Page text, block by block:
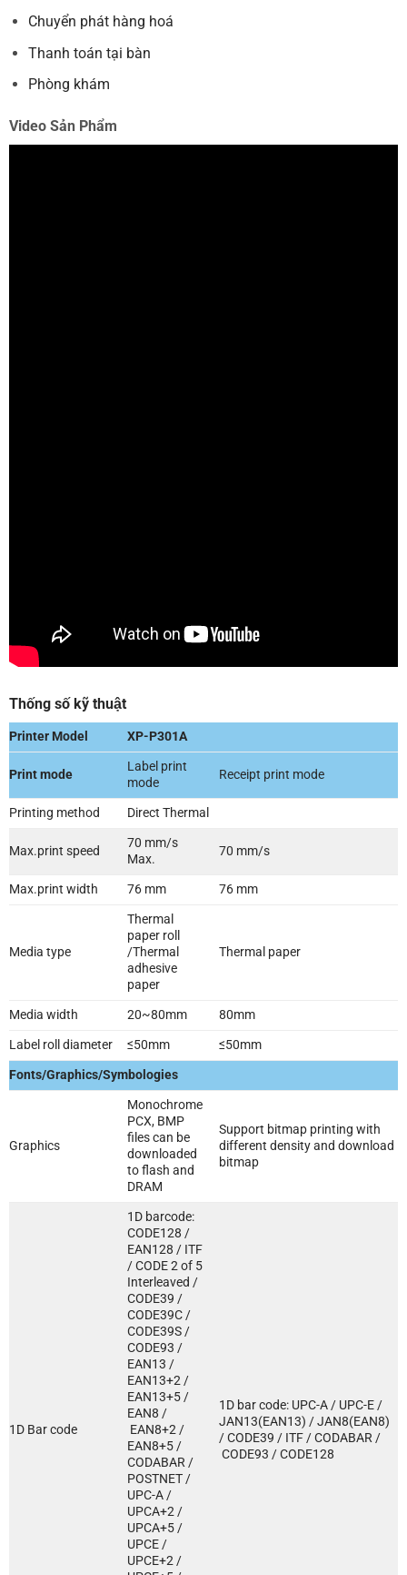
Chuyển phát hàng hoá
Thanh toán tại bàn
Phòng khám
Video Sản Phẩm
Thống số kỹ thuật
Printer Model XP-P301A
Print mode
Label print
mode
Receipt print mode
Printing method Direct Thermal
Max.print speed
70 mm/s
Max.
70 mm/s
Max.print width 76 mm 76 mm
Media type
Thermal
paper roll
/Thermal
adhesive
paper
Thermal paper
Media width 20~80mm
80mm
Label roll diameter
≤50mm
≤50mm
Fonts/Graphics/Symbologies
Graphics
Monochrome
PCX, BMP
files can be
downloaded
to flash and
DRAM
Support bitmap printing with
different density and download
bitmap
1D Bar code
1D barcode:
CODE128 /
EAN128 / ITF
/ CODE 2 of 5
Interleaved /
CODE39 /
CODE39C /
CODE39S /
CODE93 /
EAN13 /
EAN13+2 /
EAN13+5 /
EAN8 /
EAN8+2 /
EAN8+5 /
CODABAR /
POSTNET /
UPC-A /
UPCA+2 /
UPCA+5 /
UPCE /
UPCE+2 /
1D bar code: UPC-A / UPC-E /
JAN13(EAN13) / JAN8(EAN8)
/ CODE39 / ITF / CODABAR /
CODE93 / CODE128